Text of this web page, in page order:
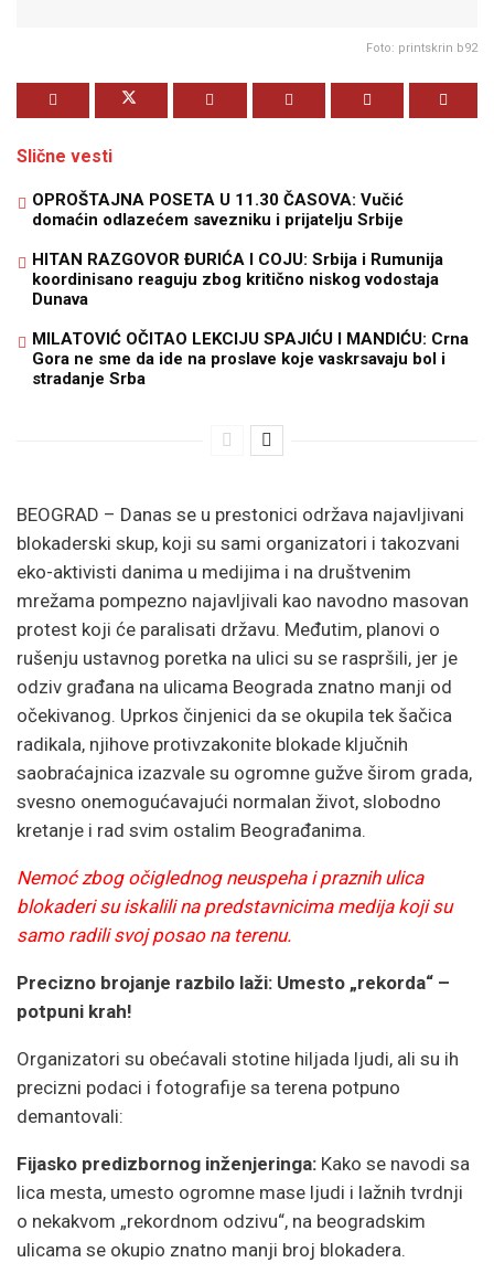
Foto: printskrin b92
Slične vesti
OPROŠTAJNA POSETA U 11.30 ČASOVA: Vučić
domaćin odlazećem savezniku i prijatelju Srbije
HITAN RAZGOVOR ĐURIĆA I COJU: Srbija i Rumunija
koordinisano reaguju zbog kritično niskog vodostaja
Dunava
MILATOVIĆ OČITAO LEKCIJU SPAJIĆU I MANDIĆU: Crna
Gora ne sme da ide na proslave koje vaskrsavaju bol i
stradanje Srba
BEOGRAD – Danas se u prestonici održava najavljivani
blokaderski skup, koji su sami organizatori i takozvani
eko-aktivisti danima u medijima i na društvenim
mrežama pompezno najavljivali kao navodno masovan
protest koji će paralisati državu. Međutim, planovi o
rušenju ustavnog poretka na ulici su se raspršili, jer je
odziv građana na ulicama Beograda znatno manji od
očekivanog. Uprkos činjenici da se okupila tek šačica
radikala, njihove protivzakonite blokade ključnih
saobraćajnica izazvale su ogromne gužve širom grada,
svesno onemogućavajući normalan život, slobodno
kretanje i rad svim ostalim Beograđanima.
Nemoć zbog očiglednog neuspeha i praznih ulica
blokaderi su iskalili na predstavnicima medija koji su
samo radili svoj posao na terenu.
Precizno brojanje razbilo laži: Umesto „rekorda“ –
potpuni krah!
Organizatori su obećavali stotine hiljada ljudi, ali su ih
precizni podaci i fotografije sa terena potpuno
demantovali:
Fijasko predizbornog inženjeringa: Kako se navodi sa
lica mesta, umesto ogromne mase ljudi i lažnih tvrdnji
o nekakvom „rekordnom odzivu“, na beogradskim
ulicama se okupio znatno manji broj blokadera.